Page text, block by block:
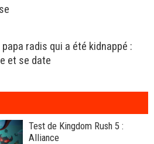
radis qui a été kidnappé :
et se date
Test de Kingdom Rush 5 :
Alliance